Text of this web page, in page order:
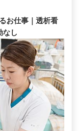
お仕事｜透析看
なし